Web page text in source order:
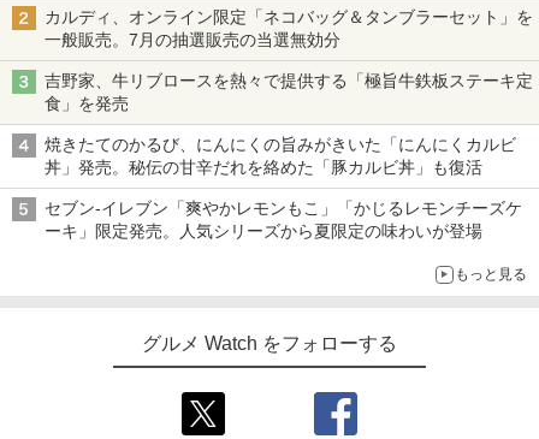
カルディ、オンライン限定「ネコバッグ＆タンブラーセット」を
一般販売。7月の抽選販売の当選無効分
吉野家、牛リブロースを熱々で提供する「極旨牛鉄板ステーキ定
食」を発売
焼きたてのかるび、にんにくの旨みがきいた「にんにくカルビ
丼」発売。秘伝の甘辛だれを絡めた「豚カルビ丼」も復活
セブン-イレブン「爽やかレモンもこ」「かじるレモンチーズケ
ーキ」限定発売。人気シリーズから夏限定の味わいが登場
もっと見る
グルメ Watch をフォローする